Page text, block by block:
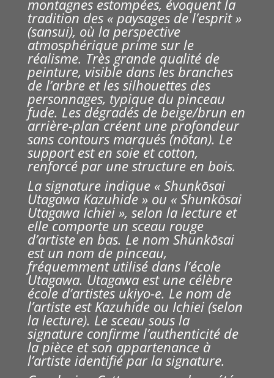
montagnes estompées, évoquent la
tradition des « paysages de l’esprit »
(sansui), où la perspective
atmosphérique prime sur le
réalisme. Très grande qualité de
peinture, visible dans les branches
de l’arbre et les silhouettes des
personnages, typique du pinceau
fude. Les dégradés de beige/brun en
arrière-plan créent une profondeur
sans contours marqués (nōtan). Le
support est en soie et cotton,
renforcé par une structure en bois.
La signature indique « Shunkōsai
Utagawa Kazuhide » ou « Shunkōsai
Utagawa Ichiei », selon la lecture et
elle comporte un sceau rouge
d’artiste en bas. Le nom Shunkōsai
est un nom de pinceau,
fréquemment utilisé dans l’école
Utagawa. Utagawa est une célèbre
école d’artistes ukiyo-e. Le nom de
l’artiste est Kazuhide ou Ichiei (selon
la lecture). Le sceau sous la
signature confirme l’authenticité de
la pièce et son appartenance à
l’artiste identifié par la signature.